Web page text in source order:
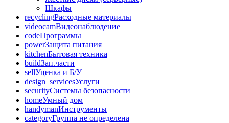
Шкафы
recyclingРасходные материалы
videocamВидеонаблюдение
codeПрограммы
powerЗащита питания
kitchenБытовая техника
buildЗап.части
sellУценка и Б/У
design_servicesУслуги
securityСистемы безопасности
homeУмный дом
handymanИнструменты
categoryГруппа не определена